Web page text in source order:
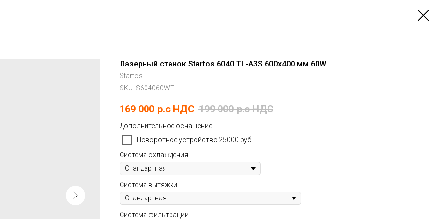
Лазерный станок Startos 6040 TL-A3S 600х400 мм 60W
Startos
SKU: S604060WTL
169 000 р.c НДС 199 000 р.c НДС
Дополнительное оснащение
Поворотное устройство 25000 руб.
Система охлаждения
Система вытяжки
Система фильтрации